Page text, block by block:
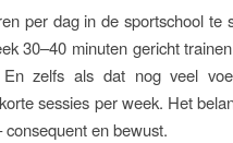
per dag in de sportschool te
30–40 minuten gericht
zelfs als dat nog veel
sessies per week. Het
en bewust.